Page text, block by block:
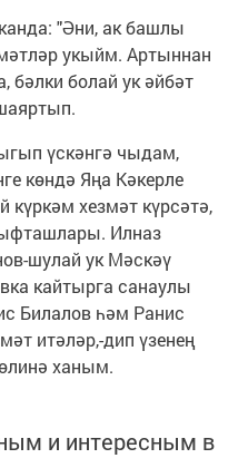
"Әни, ак башлы
укыйм. Артыннан
бәлки болай ук әйбәт
үскәнгә чыдам,
көндә Яңа Кәкерле
хезмәт күрсәтә,
Илназ
шулай ук Мәскәү
кайтырга санаулы
Билалов һәм Ранис
итәләр,-дип үзенең
ханым.
и интересным в